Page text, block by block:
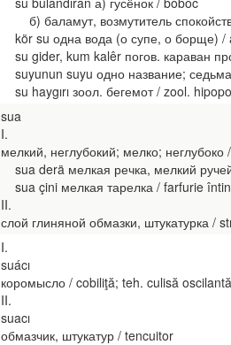
б) баламут, возмутитель
kör su одна вода (о супе, о борще) /
su gider, kum kalêr погов. караван
suyunun suyu одно название;
su haygırı зоол. бегемот / zool.
sua
I.
мелкий, неглубокий; мелко;
sua derä мелкая речка, мелкий
sua çini мелкая тарелка / farfurie
II.
слой глиняной обмазки, штукатурка /
I.
suácı
коромысло / cobiliţă; teh. culisă
II.
suacı
обмазчик, штукатур / tencuitor